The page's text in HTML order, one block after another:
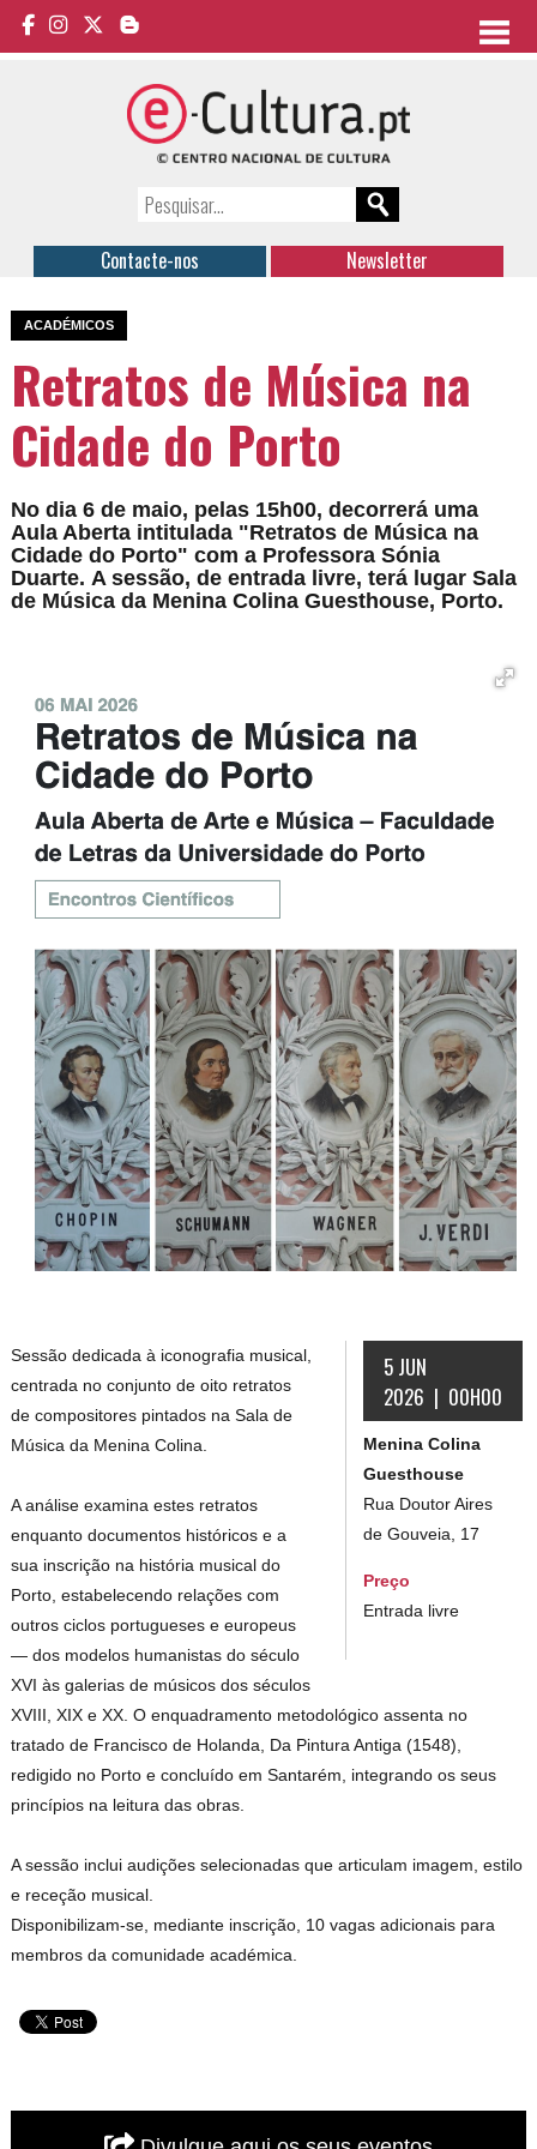
Contacte-nos Newsletter
ACADÉMICOS
Retratos de Música na
Cidade do Porto
No dia 6 de maio, pelas 15h00, decorrerá uma
Aula Aberta intitulada "Retratos de Música na
Cidade do Porto" com a Professora Sónia
Duarte. A sessão, de entrada livre, terá lugar Sala
de Música da Menina Colina Guesthouse, Porto.
5 JUN
2026 | 00H00
Menina Colina
Guesthouse
Rua Doutor Aires
de Gouveia, 17
Preço
Entrada livre
Sessão dedicada à iconografia musical,
centrada no conjunto de oito retratos
de compositores pintados na Sala de
Música da Menina Colina.
A análise examina estes retratos
enquanto documentos históricos e a
sua inscrição na história musical do
Porto, estabelecendo relações com
outros ciclos portugueses e europeus
— dos modelos humanistas do século
XVI às galerias de músicos dos séculos
XVIII, XIX e XX. O enquadramento metodológico assenta no
tratado de Francisco de Holanda, Da Pintura Antiga (1548),
redigido no Porto e concluído em Santarém, integrando os seus
princípios na leitura das obras.
A sessão inclui audições selecionadas que articulam imagem, estilo
e receção musical.
Disponibilizam-se, mediante inscrição, 10 vagas adicionais para
membros da comunidade académica.